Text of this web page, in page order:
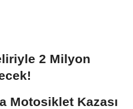
2 Milyon
Motosiklet Kazası